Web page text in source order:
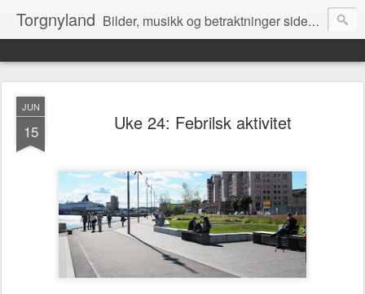
Torgnyland Bilder, musikk og betraktninger siden 2008
JUN
15 Uke 24: Febrilsk aktivitet